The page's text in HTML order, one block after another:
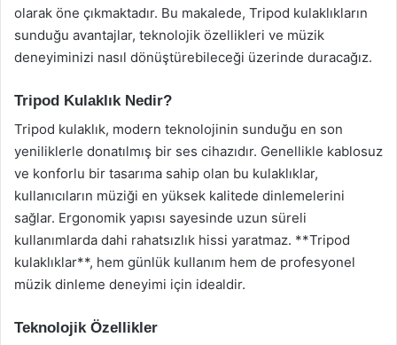
olarak öne çıkmaktadır. Bu makalede, Tripod kulaklıkların
sunduğu avantajlar, teknolojik özellikleri ve müzik
deneyiminizi nasıl dönüştürebileceği üzerinde duracağız.
Tripod Kulaklık Nedir?
Tripod kulaklık, modern teknolojinin sunduğu en son
yeniliklerle donatılmış bir ses cihazıdır. Genellikle kablosuz
ve konforlu bir tasarıma sahip olan bu kulaklıklar,
kullanıcıların müziği en yüksek kalitede dinlemelerini
sağlar. Ergonomik yapısı sayesinde uzun süreli
kullanımlarda dahi rahatsızlık hissi yaratmaz. **Tripod
kulaklıklar**, hem günlük kullanım hem de profesyonel
müzik dinleme deneyimi için idealdir.
Teknolojik Özellikler